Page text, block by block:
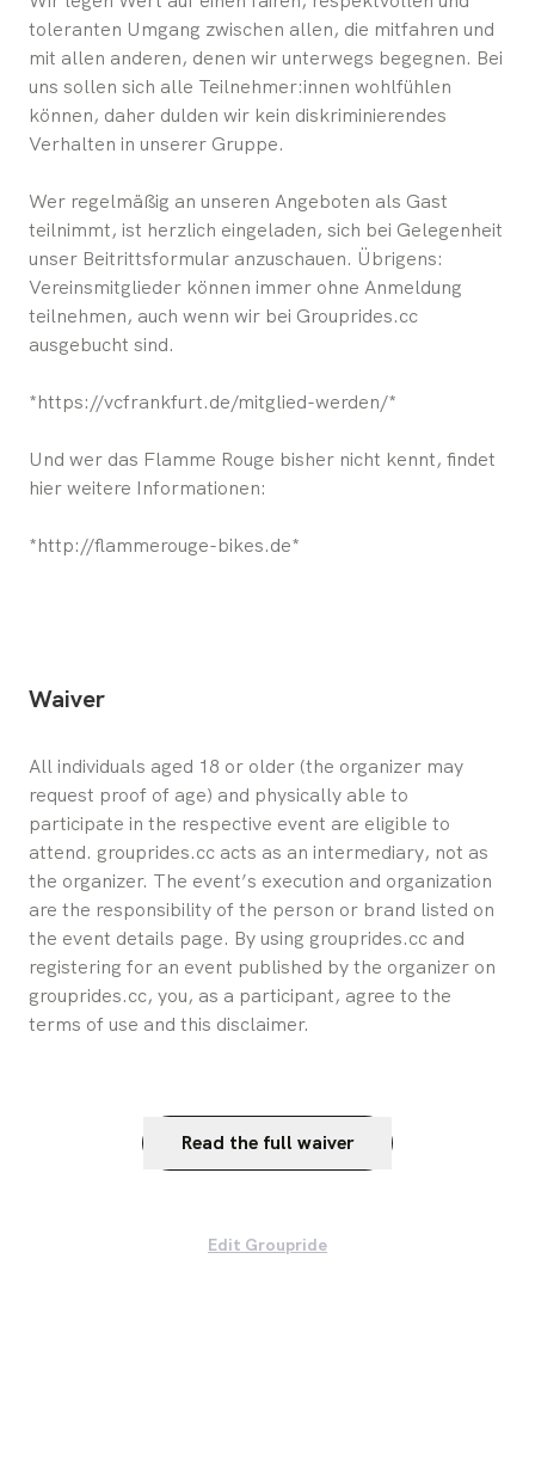
toleranten Umgang zwischen allen, die mitfahren und
mit allen anderen, denen wir unterwegs begegnen. Bei
uns sollen sich alle Teilnehmer:innen wohlfühlen
können, daher dulden wir kein diskriminierendes
Verhalten in unserer Gruppe.
Wer regelmäßig an unseren Angeboten als Gast
teilnimmt, ist herzlich eingeladen, sich bei Gelegenheit
unser Beitrittsformular anzuschauen. Übrigens:
Vereinsmitglieder können immer ohne Anmeldung
teilnehmen, auch wenn wir bei Grouprides.cc
ausgebucht sind.
*https://vcfrankfurt.de/mitglied-werden/*
Und wer das Flamme Rouge bisher nicht kennt, findet
hier weitere Informationen:
*http://flammerouge-bikes.de*
Waiver
All individuals aged 18 or older (the organizer may
request proof of age) and physically able to
participate in the respective event are eligible to
attend. grouprides.cc acts as an intermediary, not as
the organizer. The event’s execution and organization
are the responsibility of the person or brand listed on
the event details page. By using grouprides.cc and
registering for an event published by the organizer on
grouprides.cc, you, as a participant, agree to the
terms of use and this disclaimer.
Read the full waiver
Edit Groupride